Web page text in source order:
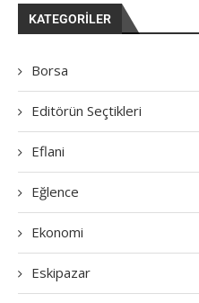
KATEGORILER
Borsa
Editörün Seçtikleri
Eflani
Eğlence
Ekonomi
Eskipazar